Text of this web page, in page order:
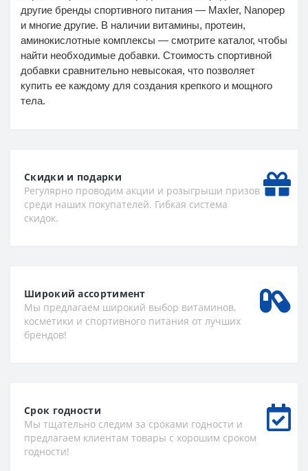
другие бренды спортивного питания — Maxler, Nanopep
и многие другие. В наличии витамины, протеин,
аминокислотные комплексы — смотрите каталог, чтобы
найти необходимые добавки. Стоимость спортивной
добавки сравнительно невысокая, что позволяет
купить ее каждому для создания крепкого и мощного
тела.
Скидки и подарки
Регулярно проводим акции и розыгрыши призов
среди наших покупателей. Гибкая система
скидок.
Широкий ассортимент
Мы предлагаем широкий выбор витаминов,
косметики и спортивного питания от лучших
брендов!
Срок годности
Мы тщательно следим за сроками годности и
предлагаем клиентам товары с хорошим сроком
годности!